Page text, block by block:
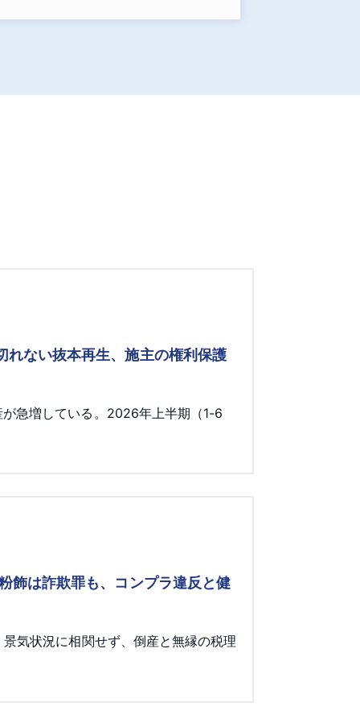
ない抜本再生、施主の権利保護
急増している。2026年上半期（1-6
は詐欺罪も、コンプラ違反と健
気状況に相関せず、倒産と無縁の税理